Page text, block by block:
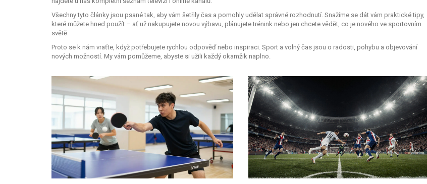
Všechny tyto články jsou psané tak, aby vám šetřily čas a pomohly udělat správné rozhodnutí. Snažíme se dát vám praktické tipy,
které můžete hned použít – ať už nakupujete novou výbavu, plánujete trénink nebo jen chcete vědět, co je nového ve sportovním
světě.
Proto se k nám vraťte, když potřebujete rychlou odpověď nebo inspiraci. Sport a volný čas jsou o radosti, pohybu a objevování
nových možností. My vám pomůžeme, abyste si užili každý okamžik naplno.